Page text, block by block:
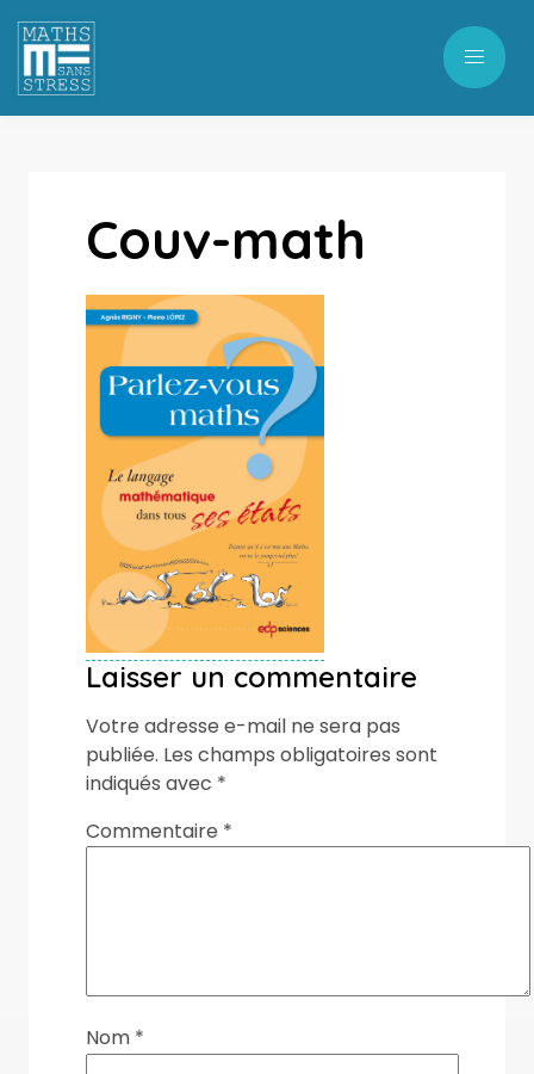
Couv-math
Laisser un commentaire
Votre adresse e-mail ne sera pas
publiée. Les champs obligatoires sont
indiqués avec *
Commentaire *
Nom *